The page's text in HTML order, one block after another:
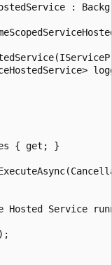
:
{ get; }
Hosted Service